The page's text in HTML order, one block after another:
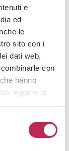
e
ed
le
sito con i
dati web,
con
hanno
leggere la
in
pagina del
Capital
di